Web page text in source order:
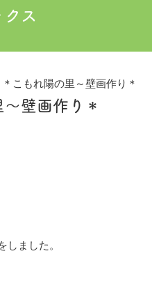
クス
＊こもれ陽の里～壁画作り＊
壁画作り＊
ました。